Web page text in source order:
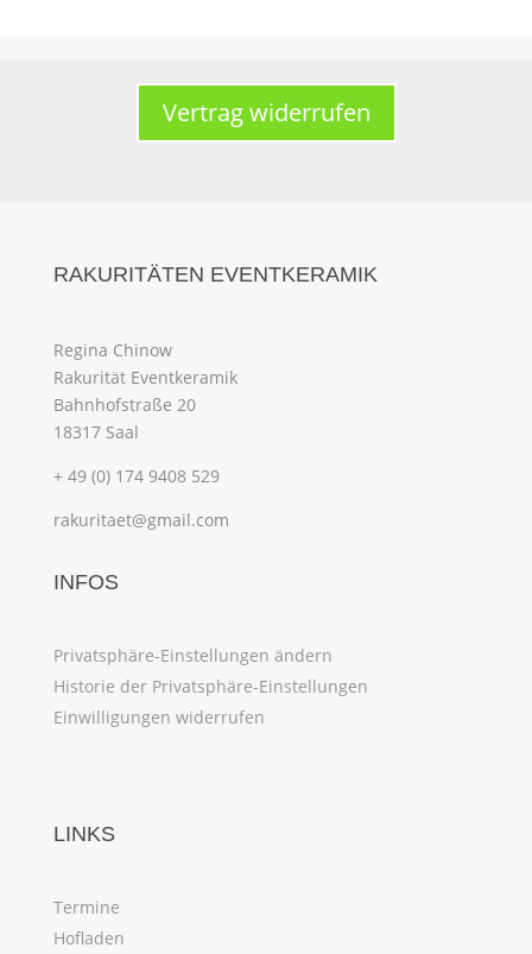
Vertrag widerrufen
RAKURITÄTEN EVENTKERAMIK
Regina Chinow
Rakurität Eventkeramik
Bahnhofstraße 20
18317 Saal
+ 49 (0) 174 9408 529
rakuritaet@gmail.com
INFOS
Privatsphäre-Einstellungen ändern
Historie der Privatsphäre-Einstellungen
Einwilligungen widerrufen
LINKS
Termine
Hofladen